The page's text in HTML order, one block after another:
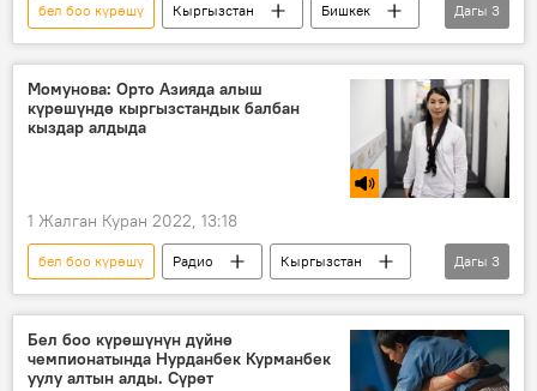
бел боо күрөшү Кыргызстан
Бишкек
алыш
мелдеш Спорт
Дагы 3
Момунова: Орто Азияда алыш
күрөшүндө кыргызстандык балбан
кыздар алдыда
1 Жалган Куран 2022, 13:18
бел боо күрөшү Радио
Кыргызстан
алыш
Мээрим Момунова Спорт
Дагы 3
Бел боо күрөшүнүн дүйнө
чемпионатында Нурданбек Курманбек
уулу алтын алды. Сүрөт